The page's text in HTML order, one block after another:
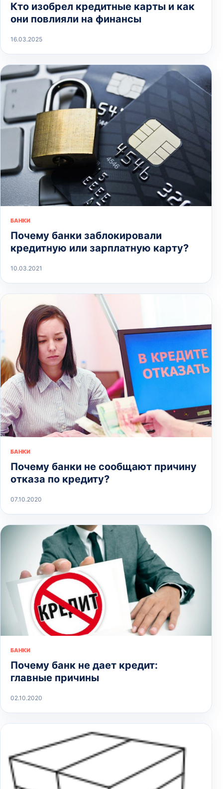
Кто изобрел кредитные карты и как
они повлияли на финансы
16.03.2025
БАНКИ
Почему банки заблокировали
кредитную или зарплатную карту?
10.03.2021
БАНКИ
Почему банки не сообщают причину
отказа по кредиту?
07.10.2020
БАНКИ
Почему банк не дает кредит:
главные причины
02.10.2020